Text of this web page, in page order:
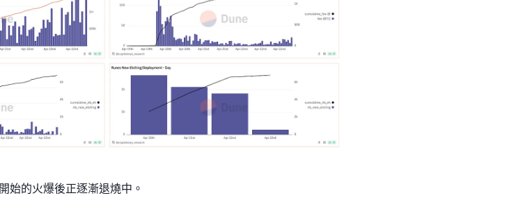
始的火爆後正逐漸退燒中。